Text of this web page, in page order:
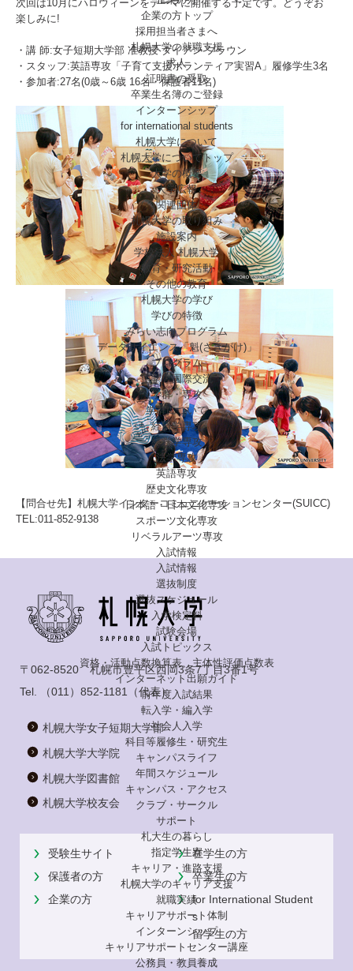
企業の方トップ
採用担当者さまへ
札幌大学の就職支援
求人
証明書の受取
卒業生名簿のご登録
インターンシップ
for international students
札幌大学について
札幌大学についてトップ
大学の概要
大学広報
関連団体
札幌大学の取り組み
施設案内
学校法人 札幌大学
教育・研究活動
その他の教育
札幌大学の学び
学びの特徴
みらい志向プログラム
データサイエンス「魁(さきがけ)」
プログラム
留学・国際交流
学群・専攻
学群について
経済学専攻
経営学専攻
法学専攻
英語専攻
歴史文化専攻
日本語・日本文化専攻
スポーツ文化専攻
リベラルアーツ専攻
入試情報
入試情報
選抜制度
選抜スケジュール
入学検定料
試験会場
入試トピックス
資格・活動点数換算表、主体性評価点数表
インターネット出願ガイド
前年度入試結果
転入学・編入学
社会人入学
科目等履修生・研究生
キャンパスライフ
年間スケジュール
キャンパス・アクセス
クラブ・サークル
サポート
札大生の暮らし
指定学生寮
キャリア・進路支援
札幌大学のキャリア支援
就職実績
キャリアサポート体制
インターンシップ
キャリアサポートセンター講座
公務員・教員養成
次回は10月にハロウィーンをテーマに開催する予定です。どうぞお
楽しみに!
・講 師:女子短期大学部 准教授 ダイアン ブラウン
・スタッフ:英語専攻「子育て支援ボランティア実習A」履修学生3名
・参加者:27名(0歳～6歳 16名・保護者11名)
【問合せ先】札幌大学インターコミュニケーションセンター(SUICC)
TEL:011-852-9138
〒062-8520 札幌市豊平区西岡3条7丁目3番1号
Tel.
（011）852-1181 （代表）
札幌大学女子短期大学部
札幌大学大学院
札幌大学図書館
札幌大学校友会
受験生サイト
在学生の方
保護者の方
卒業生の方
企業の方
for International Student
s
留学生の方